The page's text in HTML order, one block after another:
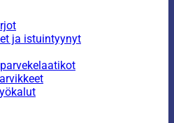
ja istuintyynyt